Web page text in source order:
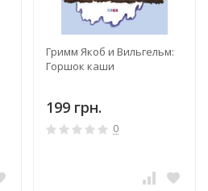
Гримм Якоб и Вильгельм:
Горшок каши
199 грн.
0